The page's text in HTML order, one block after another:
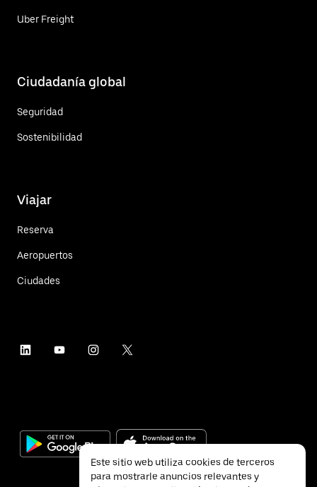
Uber Freight
Ciudadanía global
Seguridad
Sostenibilidad
Viajar
Reserva
Aeropuertos
Ciudades
Este sitio web utiliza cookies de terceros
para mostrarle anuncios relevantes y